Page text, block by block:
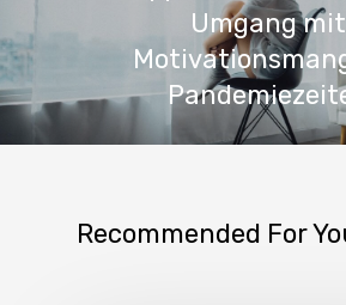
Umgang mit
Recommended For